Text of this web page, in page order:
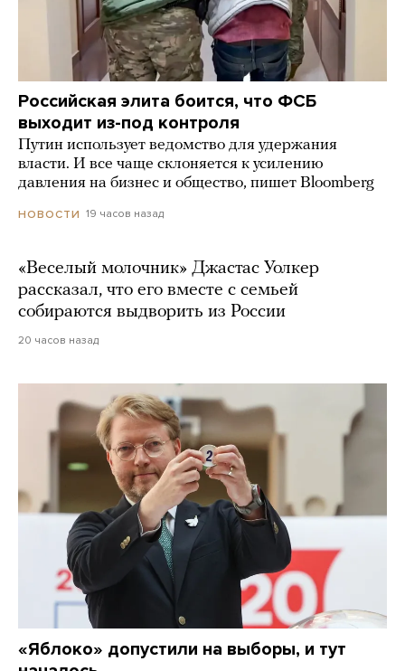
Российская элита боится, что ФСБ
выходит из-под контроля
Путин использует ведомство для удержания
власти. И все чаще склоняется к усилению
давления на бизнес и общество, пишет Bloomberg
НОВОСТИ 19 часов назад
«Веселый молочник» Джастас Уолкер
рассказал, что его вместе с семьей
собираются выдворить из России
20 часов назад
«Яблоко» допустили на выборы, и тут